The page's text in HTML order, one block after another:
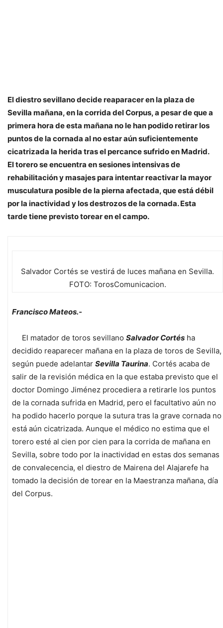
El diestro sevillano decide reaparacer en la plaza de
Sevilla mañana, en la corrida del Corpus, a pesar de que a
primera hora de esta mañana no le han podido retirar los
puntos de la cornada al no estar aún suficientemente
cicatrizada la herida tras el percance sufrido en Madrid.
El torero se encuentra en sesiones intensivas de
rehabilitación y masajes para intentar reactivar la mayor
musculatura posible de la pierna afectada, que está débil
por la inactividad y los destrozos de la cornada. Esta
tarde tiene previsto torear en el campo.
Salvador Cortés se vestirá de luces mañana en Sevilla.
FOTO: TorosComunicacion.
Francisco Mateos.-
El matador de toros sevillano Salvador Cortés ha
decidido reaparecer mañana en la plaza de toros de Sevilla,
según puede adelantar Sevilla Taurina. Cortés acaba de
salir de la revisión médica en la que estaba previsto que el
doctor Domingo Jiménez procediera a retirarle los puntos
de la cornada sufrida en Madrid, pero el facultativo aún no
ha podido hacerlo porque la sutura tras la grave cornada no
está aún cicatrizada. Aunque el médico no estima que el
torero esté al cien por cien para la corrida de mañana en
Sevilla, sobre todo por la inactividad en estas dos semanas
de convalecencia, el diestro de Mairena del Alajarefe ha
tomado la decisión de torear en la Maestranza mañana, día
del Corpus.